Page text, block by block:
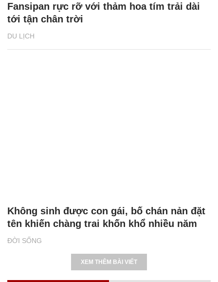
DU LỊCH
Fansipan rực rỡ với thảm hoa tím trải dài
tới tận chân trời
ĐỜI SỐNG
Không sinh được con gái, bố chán nản đặt
tên khiến chàng trai khốn khổ nhiều năm
XEM THÊM BÀI VIẾT